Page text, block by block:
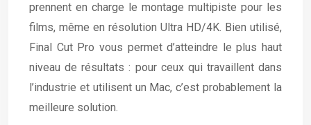
prennent en charge le montage multipiste pour les
films, même en résolution Ultra HD/4K. Bien utilisé,
Final Cut Pro vous permet d’atteindre le plus haut
niveau de résultats : pour ceux qui travaillent dans
l’industrie et utilisent un Mac, c’est probablement la
meilleure solution.